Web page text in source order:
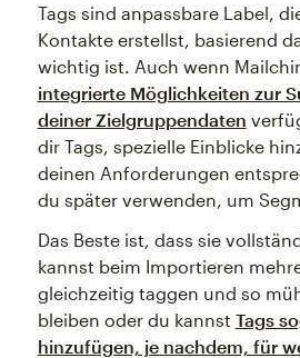
Tags sind anpassbare Label,
Kontakte erstellst, basierend
wichtig ist. Auch wenn
integrierte Möglichkeiten zur
deiner Zielgruppendaten
dir Tags, spezielle Einblicke
deinen Anforderungen
du später verwenden, um
Das Beste ist, dass sie
kannst beim Importieren
gleichzeitig taggen und so
bleiben oder du kannst Tags
hinzufügen, je nachdem, für